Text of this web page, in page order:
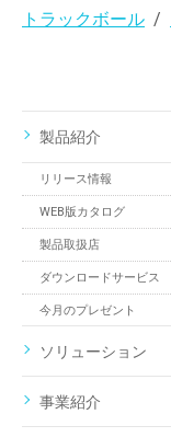
トラックボール
製品紹介
リリース情報
WEB版カタログ
製品取扱店
ダウンロードサービス
今月のプレゼント
ソリューション
事業紹介